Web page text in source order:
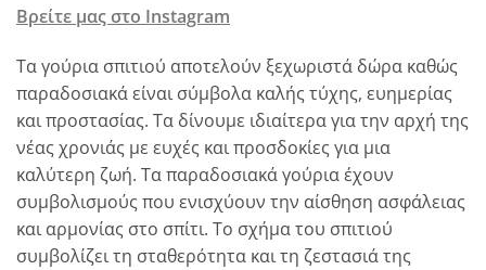
Βρείτε μας στο Instagram
Τα γούρια σπιτιού αποτελούν ξεχωριστά δώρα καθώς
παραδοσιακά είναι σύμβολα καλής τύχης, ευημερίας
και προστασίας. Τα δίνουμε ιδιαίτερα για την αρχή της
νέας χρονιάς με ευχές και προσδοκίες για μια
καλύτερη ζωή. Τα παραδοσιακά γούρια έχουν
συμβολισμούς που ενισχύουν την αίσθηση ασφάλειας
και αρμονίας στο σπίτι. Το σχήμα του σπιτιού
συμβολίζει τη σταθερότητα και τη ζεστασιά της